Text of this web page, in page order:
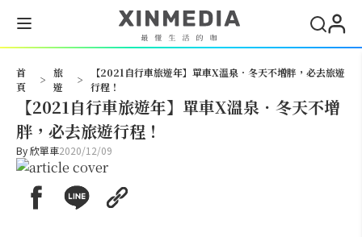
首
頁
>
旅
遊
>
【2021自行車旅遊年】單車X溫泉．冬天不增胖，必去旅遊
行程！
【2021自行車旅遊年】單車X溫泉．冬天不增
胖，必去旅遊行程！
By欣單車2020/12/09